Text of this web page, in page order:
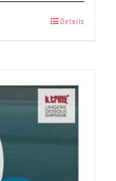
Details